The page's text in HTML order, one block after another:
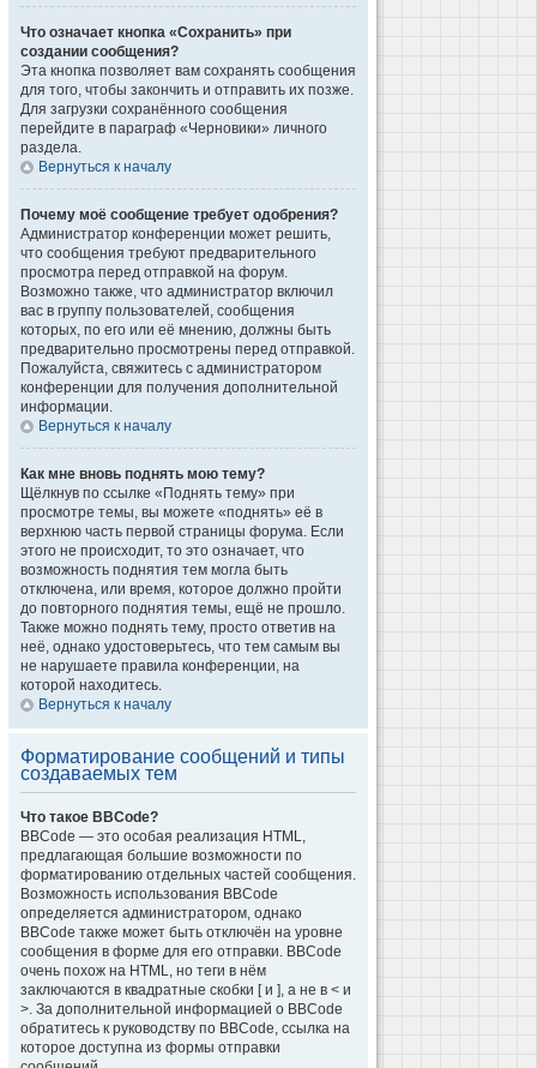
Что означает кнопка «Сохранить» при
создании сообщения?
Эта кнопка позволяет вам сохранять сообщения
для того, чтобы закончить и отправить их позже.
Для загрузки сохранённого сообщения
перейдите в параграф «Черновики» личного
раздела.
Вернуться к началу
Почему моё сообщение требует одобрения?
Администратор конференции может решить,
что сообщения требуют предварительного
просмотра перед отправкой на форум.
Возможно также, что администратор включил
вас в группу пользователей, сообщения
которых, по его или её мнению, должны быть
предварительно просмотрены перед отправкой.
Пожалуйста, свяжитесь с администратором
конференции для получения дополнительной
информации.
Вернуться к началу
Как мне вновь поднять мою тему?
Щёлкнув по ссылке «Поднять тему» при
просмотре темы, вы можете «поднять» её в
верхнюю часть первой страницы форума. Если
этого не происходит, то это означает, что
возможность поднятия тем могла быть
отключена, или время, которое должно пройти
до повторного поднятия темы, ещё не прошло.
Также можно поднять тему, просто ответив на
неё, однако удостоверьтесь, что тем самым вы
не нарушаете правила конференции, на
которой находитесь.
Вернуться к началу
Форматирование сообщений и типы
создаваемых тем
Что такое BBCode?
BBCode — это особая реализация HTML,
предлагающая большие возможности по
форматированию отдельных частей сообщения.
Возможность использования BBCode
определяется администратором, однако
BBCode также может быть отключён на уровне
сообщения в форме для его отправки. BBCode
очень похож на HTML, но теги в нём
заключаются в квадратные скобки [ и ], а не в < и
>. За дополнительной информацией о BBCode
обратитесь к руководству по BBCode, ссылка на
которое доступна из формы отправки